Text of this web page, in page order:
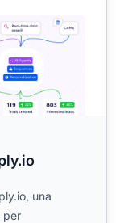
una
per